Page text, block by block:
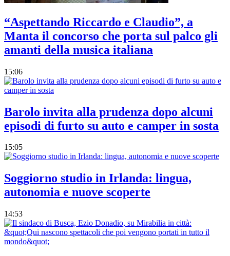
“Aspettando Riccardo e Claudio”, a
Manta il concorso che porta sul palco gli
amanti della musica italiana
15:06
Barolo invita alla prudenza dopo alcuni
episodi di furto su auto e camper in sosta
15:05
Soggiorno studio in Irlanda: lingua,
autonomia e nuove scoperte
14:53